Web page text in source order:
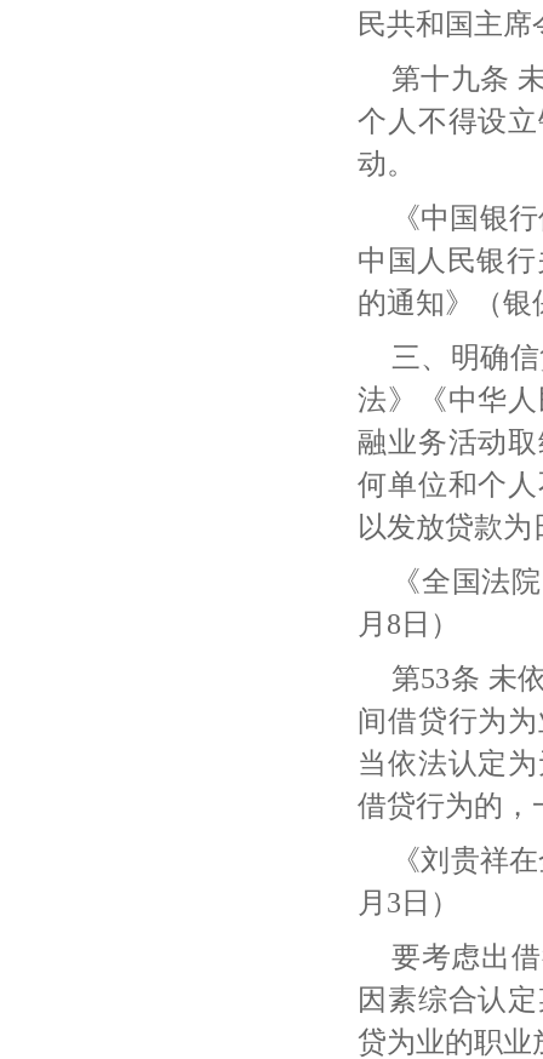
民共和国主席
第十九条
个人不得设
动。
《中国银
中国人民银
的通知》（银
三、明确
法》《中华
融业务活动
何单位和个
以发放贷款
《全国法
月8日）
第53条 未
间借贷行为
当依法认定
借贷行为的，
《刘贵祥
月3日）
要考虑出
因素综合认
贷为业的职业